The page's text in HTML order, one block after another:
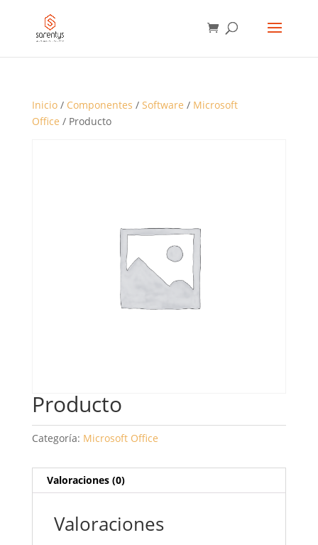
PRODUCTOS
Inicio/ Componentes / Software / Microsoft
Office / Producto
Producto
Categoría: Microsoft Office
Valoraciones (0)
Valoraciones